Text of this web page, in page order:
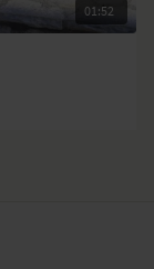
01:52